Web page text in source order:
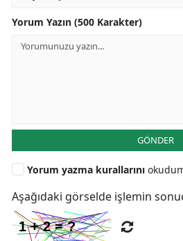
Yorum Yazın (500 Karakter)
GÖNDER
Yorum yazma kurallarını
Aşağıdaki görselde işlemin